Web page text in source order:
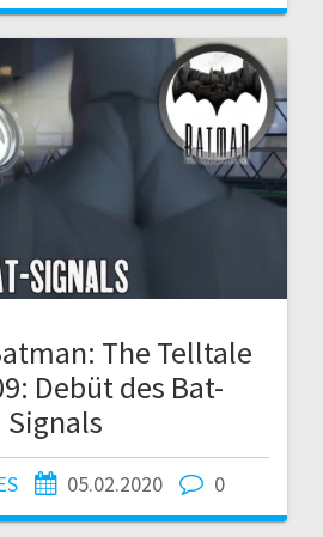
The Telltale
Debüt des Bat-
Signals
05.02.2020 0